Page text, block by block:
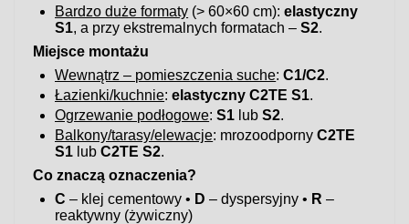
Bardzo duże formaty (> 60×60 cm):elastyczny
S1, a przy ekstremalnych formatach –S2.
Miejsce montażu
Wewnątrz – pomieszczenia suche:C1/C2.
Łazienki/kuchnie:elastyczny C2TE S1.
Ogrzewanie podłogowe:S1 lubS2.
Balkony/tarasy/elewacje: mrozoodpornyC2TE
S1 lubC2TE S2.
Co znaczą oznaczenia?
C – klej cementowy • D – dyspersyjny • R –
reaktywny (żywiczny)